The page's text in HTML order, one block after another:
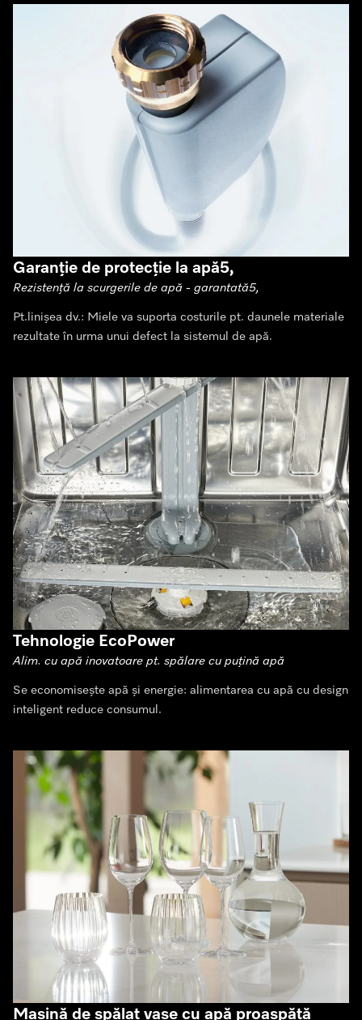
Garanție de protecție la apă5,
Rezistență la scurgerile de apă - garantată5,
Pt.linișea dv.: Miele va suporta costurile pt. daunele materiale
rezultate în urma unui defect la sistemul de apă.
Tehnologie EcoPower
Alim. cu apă inovatoare pt. spălare cu puțină apă
Se economisește apă și energie: alimentarea cu apă cu design
inteligent reduce consumul.
Mașină de spălat vase cu apă proaspătă